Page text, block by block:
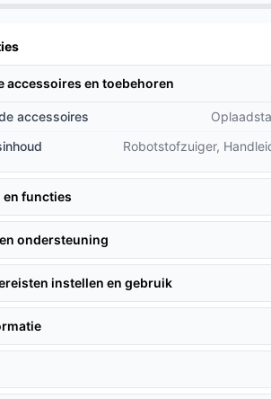
accessoires en toebehoren
accessoires
Robotstofzuiger,
functies
ondersteuning
instellen en gebruik